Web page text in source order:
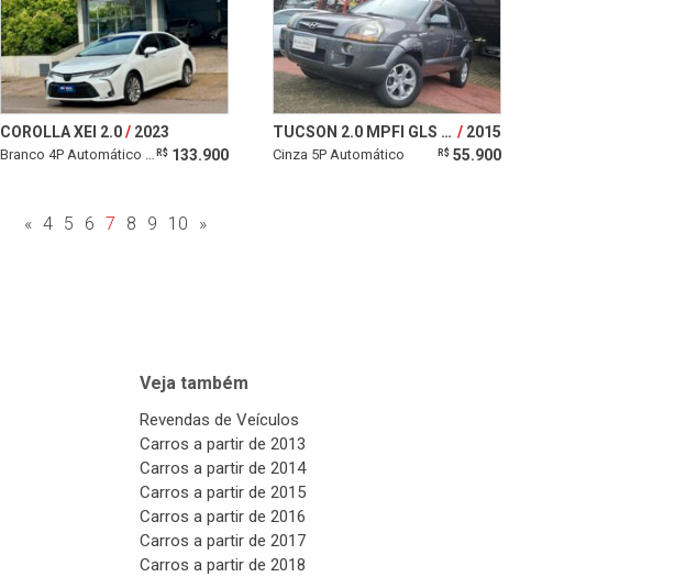
COROLLA XEI 2.0 2023
R$ 133.900
TUCSON 2.0 MPFI GLS 16V 143CV 2WD 2015
Cinza 5P Automático R$ 55.900
« 4 5 6 7 8 9 10 »
Veja também
Revendas de Veículos
Carros a partir de 2013
Carros a partir de 2014
Carros a partir de 2015
Carros a partir de 2016
Carros a partir de 2017
Carros a partir de 2018